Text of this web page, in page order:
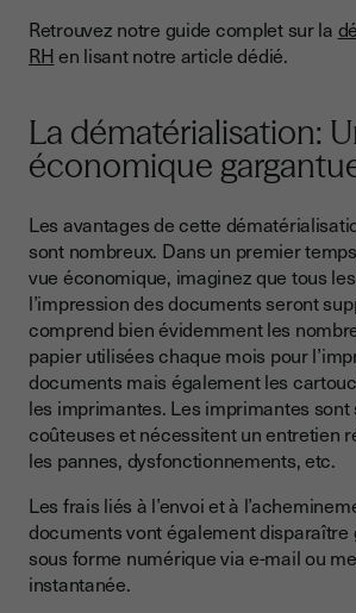
Retrouvez notre guide complet sur la
RHen lisant notre article dédié.
La dématérialisation:
économique
Les avantages de cette
sont nombreux. Dans un premier
vue économique, imaginez que tous
l’impression des documents seront
comprend bien évidemment les
papier utilisées chaque mois pour
documents mais également les
les imprimantes. Les imprimantes sont
coûteuses et nécessitent un entretien
les pannes, dysfonctionnements, etc.
Les frais liés à l’envoi et à
documents vont également disparaître
sous forme numérique via e-mail ou
instantanée.